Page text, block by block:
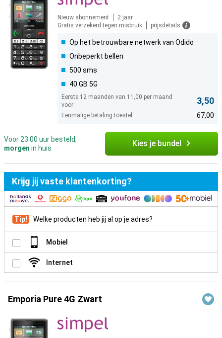
Nieuw abonnement
2 jaar
Gratis verzekerd tegen misbruik
prijsdetails
Op het betrouwbare netwerk van Odido
Onbeperkt bellen
500 sms
40 GB 5G
Eerste 12 maanden van 11,00 per maand
voor:
3,50
Eenmalige betaling toestel: 67,00
Voor 23:00 uur besteld,
morgen in huis Kies je bundel
Krijg jij vaste klantenkorting?
Tip! Welke producten heb jij al op je adres?
Mobiel
Internet
Emporia Pure 4G Zwart